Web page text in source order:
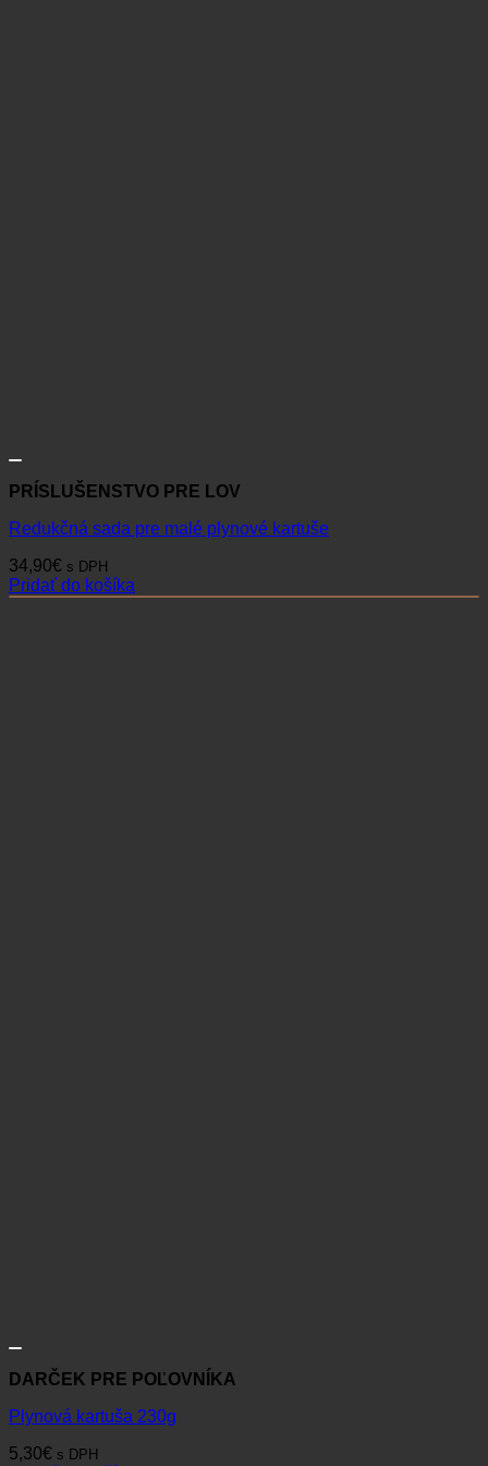
PRÍSLUŠENSTVO PRE LOV
Redukčná sada pre malé plynové kartuše
34,90€ s DPH
Pridať do košíka
DARČEK PRE POĽOVNÍKA
Plynová kartuša 230g
5,30€ s DPH